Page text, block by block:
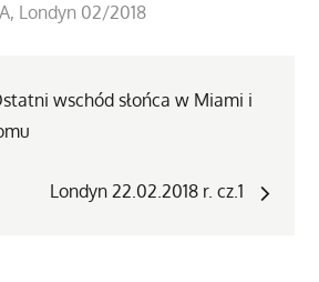
Londyn 02/2018
wschód słońca w Miami i
Londyn 22.02.2018 r. cz.1